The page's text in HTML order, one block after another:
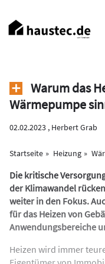
zum
Inhalt
Warum das
Wärmepumpe
02.02.2023 , Herbert Grab
Startseite Heizung
Die kritische
der Klimawandel
weiter in den Fokus.
für das Heizen von
Anwendungsbereiche
Heizen wird immer